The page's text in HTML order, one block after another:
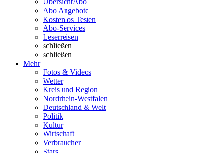
ÜbersichtAbo
Abo Angebote
Kostenlos Testen
Abo-Services
Leserreisen
schließen
schließen
Mehr
Fotos & Videos
Wetter
Kreis und Region
Nordrhein-Westfalen
Deutschland & Welt
Politik
Kultur
Wirtschaft
Verbraucher
Stars